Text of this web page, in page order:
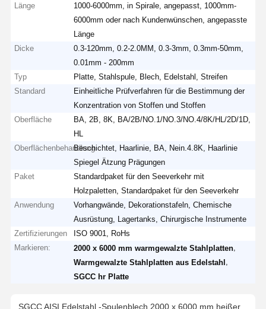
Länge
1000-6000mm, in Spirale, angepasst, 1000mm-
6000mm oder nach Kundenwünschen, angepasste
Länge
Dicke
0.3-120mm, 0.2-2.0MM, 0.3-3mm, 0.3mm-50mm,
0.01mm - 200mm
Typ
Platte, Stahlspule, Blech, Edelstahl, Streifen
Standard
Einheitliche Prüfverfahren für die Bestimmung der
Konzentration von Stoffen und Stoffen
Oberfläche
BA, 2B, 8K, BA/2B/NO.1/NO.3/NO.4/8K/HL/2D/1D,
HL
OberflächenbehandlungBeschichtet, Haarlinie, BA, Nein.4.8K, Haarlinie
Spiegel Ätzung Prägungen
Paket
Standardpaket für den Seeverkehr mit
Holzpaletten, Standardpaket für den Seeverkehr
Anwendung
Vorhangwände, Dekorationstafeln, Chemische
Ausrüstung, Lagertanks, Chirurgische Instrumente
Zertifizierungen
ISO 9001, RoHs
Markieren:
2000 x 6000 mm warmgewalzte Stahlplatten
Warmgewalzte Stahlplatten aus Edelstahl
SGCC hr Platte
SGCC AISI Edelstahl -Spulenblech 2000 x 6000 mm heißer